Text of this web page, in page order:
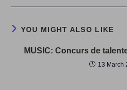
YOU MIGHT ALSO LIKE
MUSIC: Concurs de
13 March